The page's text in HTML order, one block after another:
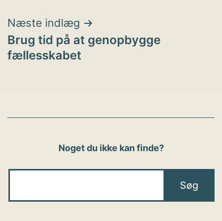
Næste indlæg
Brug tid på at genopbygge
fællesskabet
Noget du ikke kan finde?